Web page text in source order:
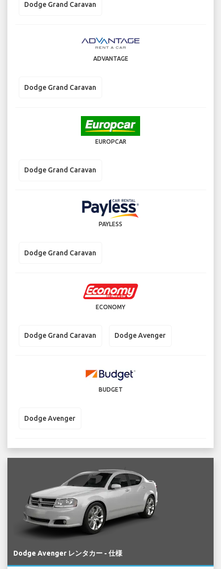
Dodge Grand Caravan
ADVANTAGE
Dodge Grand Caravan
EUROPCAR
Dodge Grand Caravan
PAYLESS
Dodge Grand Caravan
ECONOMY
Dodge Grand Caravan Dodge Avenger
BUDGET
Dodge Avenger
Dodge Avenger レンタカー - 仕様